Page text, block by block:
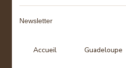
Newsletter
Accueil Guadeloupe